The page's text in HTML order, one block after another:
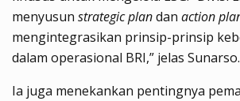
menyusun strategic plandan action
mengintegrasikan prinsip-prinsip
dalam operasional BRI,” jelas Sunarso.
Ia juga menekankan pentingnya